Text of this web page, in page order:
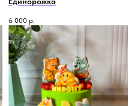
6 000 р.